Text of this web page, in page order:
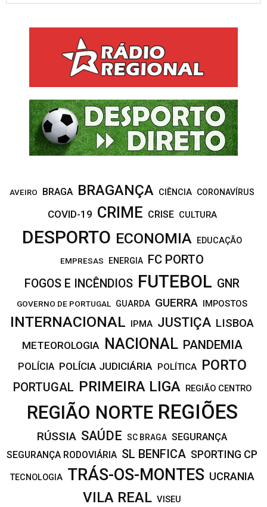
AVEIRO BRAGA BRAGANÇA CIÊNCIA CORONAVÍRUS
COVID-19 CRIME CRISE CULTURA
DESPORTO ECONOMIA EDUCAÇÃO
EMPRESAS ENERGIA FC PORTO
FOGOS E INCÊNDIOS FUTEBOL GNR
GOVERNO DE PORTUGAL GUARDA GUERRA IMPOSTOS
INTERNACIONAL IPMA JUSTIÇA LISBOA
METEOROLOGIA NACIONAL PANDEMIA
POLÍCIA POLÍCIA JUDICIÁRIA POLÍTICA PORTO
PORTUGAL PRIMEIRA LIGA REGIÃO CENTRO
REGIÃO NORTE REGIÕES
RÚSSIA SAÚDE SC BRAGA SEGURANÇA
SEGURANÇA RODOVIÁRIA SL BENFICA SPORTING CP
TECNOLOGIA TRÁS-OS-MONTES UCRANIA
VILA REAL VISEU